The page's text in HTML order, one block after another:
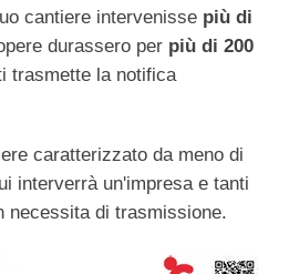
cantiere intervenisse più di
durassero per più di 200
trasmette la notifica
caratterizzato da meno di
interverrà un'impresa e tanti
necessita di trasmissione.